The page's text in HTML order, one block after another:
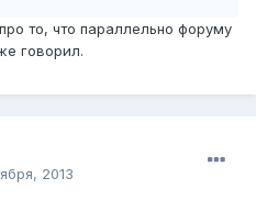
то, что параллельно форуму
говорил.
2013